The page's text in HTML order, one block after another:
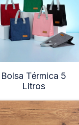
Bolsa Térmica 5
Litros